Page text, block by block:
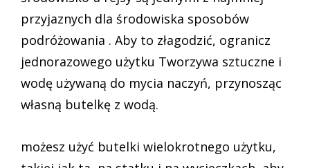
przyjaznych dla środowiska sposobów
podróżowania . Aby to złagodzić, ogranicz
jednorazowego użytku Tworzywa sztuczne i
wodę używaną do mycia naczyń, przynosząc
własną butelkę z wodą.
możesz użyć butelki wielokrotnego użytku,